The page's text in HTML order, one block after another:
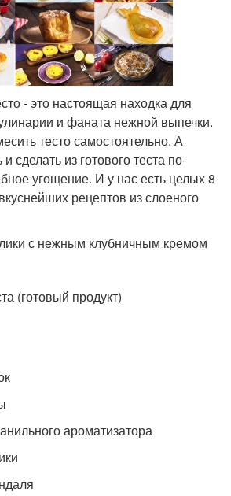
- это настоящая находка для
и фаната нежной выпечки.
тесто самостоятельно. А
сделать из готового теста по-
угощение. И у нас есть целых 8
рецептов из слоеного
с нежным клубничным кремом
(готовый продукт)
ароматизатора